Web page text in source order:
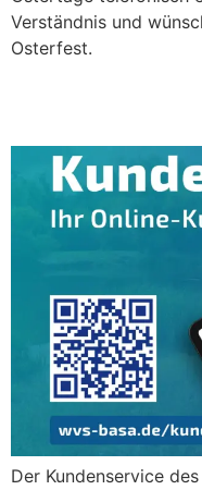
Verständnis und
Osterfest.
Der Kundenservice